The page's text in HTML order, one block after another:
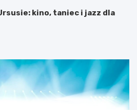
kino, taniec i jazz dla